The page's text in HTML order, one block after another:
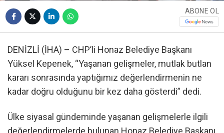
ABONE OL
DENİZLİ (İHA) – CHP’li Honaz Belediye Başkanı
Yüksel Kepenek, “Yaşanan gelişmeler, mutlak butlan
kararı sonrasında yaptığımız değerlendirmenin ne
kadar doğru olduğunu bir kez daha gösterdi” dedi.
Ülke siyasal gündeminde yaşanan gelişmelerle ilgili